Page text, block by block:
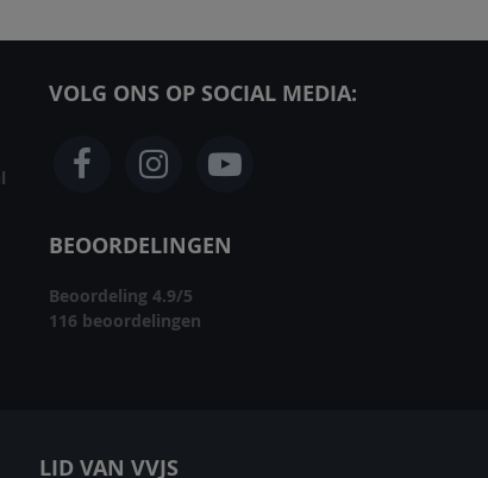
VOLG ONS OP SOCIAL MEDIA:
BEOORDELINGEN
Beoordeling 4.9/5
116 beoordelingen
LID VAN VVJS